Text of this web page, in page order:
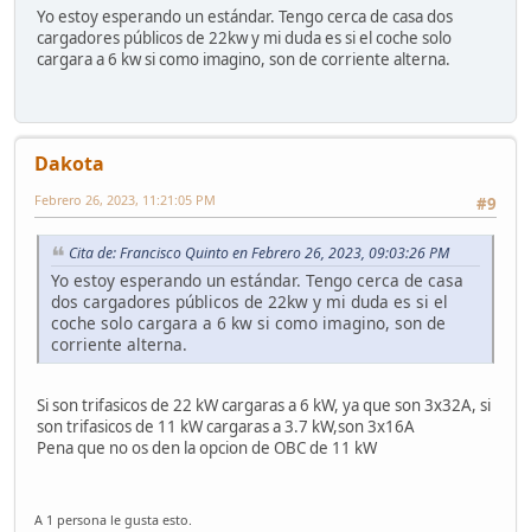
Yo estoy esperando un estándar. Tengo cerca de casa dos
cargadores públicos de 22kw y mi duda es si el coche solo
cargara a 6 kw si como imagino, son de corriente alterna.
Dakota
#9
Febrero 26, 2023, 11:21:05 PM
Cita de: Francisco Quinto en Febrero 26, 2023, 09:03:26 PM
Yo estoy esperando un estándar. Tengo cerca de casa
dos cargadores públicos de 22kw y mi duda es si el
coche solo cargara a 6 kw si como imagino, son de
corriente alterna.
Si son trifasicos de 22 kW cargaras a 6 kW, ya que son 3x32A, si
son trifasicos de 11 kW cargaras a 3.7 kW,son 3x16A
Pena que no os den la opcion de OBC de 11 kW
A 1 persona le gusta esto.